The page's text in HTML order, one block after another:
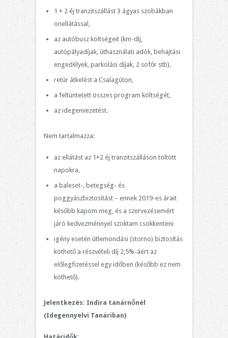
1 + 2 éj tranzitszállást 3 ágyas szobákban
önellátással,
az autóbusz költségeit (km-díj,
autópályadíjak, úthasználati adók, behajtási
engedélyek, parkolási díjak, 2 sofőr stb),
retúr átkelést a Csalagúton,
a feltüntetett összes program költségét,
az idegenvezetést.
Nem tartalmazza:
az ellátást az 1+2 éj tranzitszálláson töltött
napokra,
a baleset-, betegség- és
poggyászbiztosítást – ennek 2019-es árait
később kapom meg, és a szervezésemért
járó kedvezménnyel szoktam csökkenteni
igény esetén útlemondási (storno) biztosítás
köthető a részvételi díj 2,5%-áért az
előlegfizetéssel egy időben (később ez nem
köthető).
Jelentkezés: Indira tanárnőnél
(Idegennyelvi Tanáriban)